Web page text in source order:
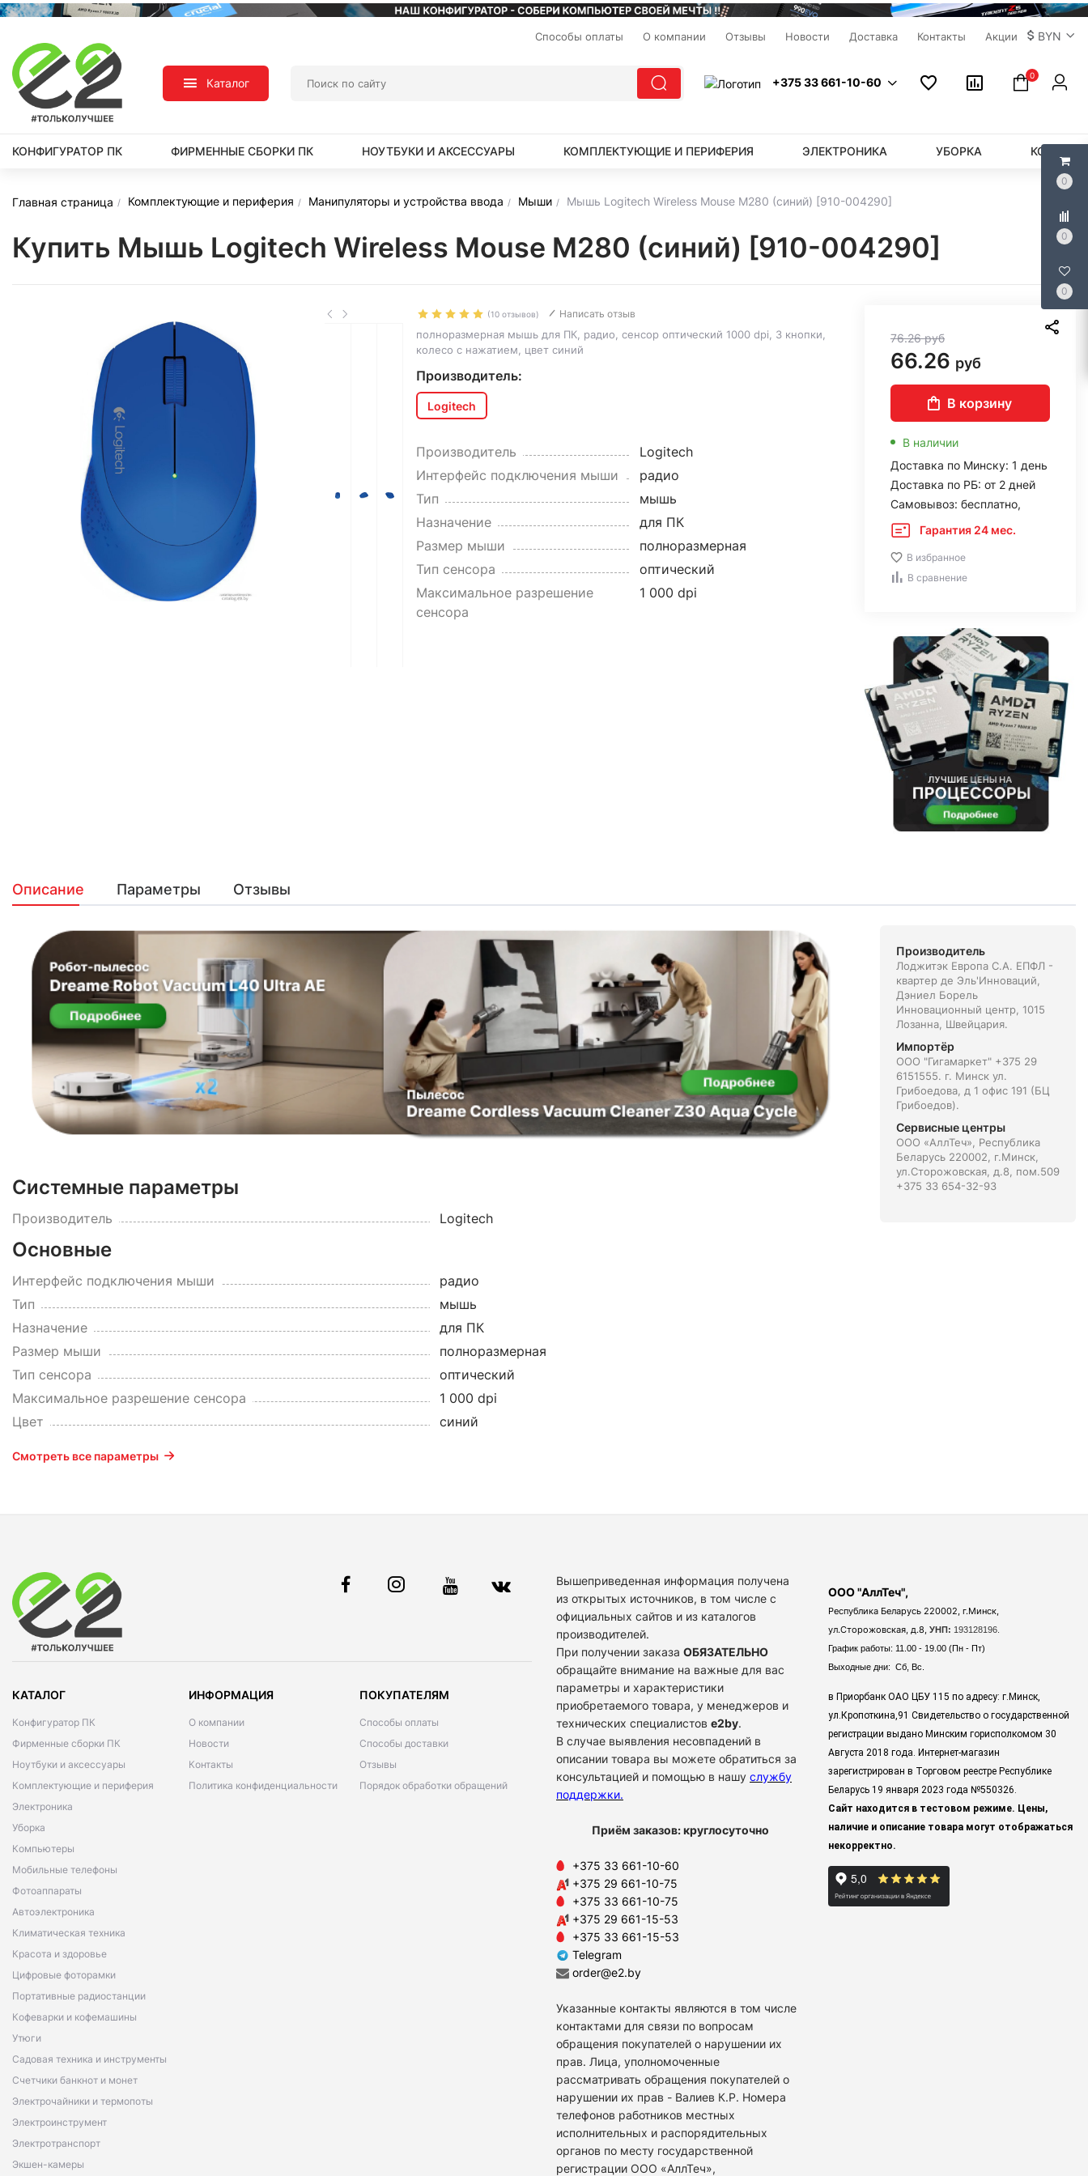
0
0
0
Способы оплаты О компании Отзывы Новости Доставка Контакты Акции BYN
Каталог +375 33 661-10-60
0
КОНФИГУРАТОР ПК ФИРМЕННЫЕ СБОРКИ ПК НОУТБУКИ И АКСЕССУАРЫ КОМПЛЕКТУЮЩИЕ И ПЕРИФЕРИЯ ЭЛЕКТРОНИКА УБОРКА
Главная страница Комплектующие и периферия Манипуляторы и устройства ввода Мыши Мышь Logitech Wireless Mouse M280 (синий) [910-004290]
Купить Мышь Logitech Wireless Mouse M280 (синий) [910-004290]
(10 отзывов) Написать отзыв
полноразмерная мышь для ПК, радио, сенсор оптический 1000 dpi, 3 кнопки,
колесо с нажатием, цвет синий
Производитель:
Logitech
Производитель
Logitech
Интерфейс подключения мыши
радио
Тип
мышь
Назначение
для ПК
Размер мыши
полноразмерная
Тип сенсора
оптический
Максимальное разрешение
сенсора
1 000 dpi
76.26руб
66.26 руб
В корзину
В наличии
Доставка по Минску: 1 день
Доставка по РБ: от 2 дней
Самовывоз: бесплатно,
Гарантия 24 мес.
В избранное
В сравнение
Описание Параметры Отзывы
Системные параметры
Производитель Logitech
Основные
Интерфейс подключения мыши
радио
Тип
мышь
Назначение
для ПК
Размер мыши
полноразмерная
Тип сенсора
оптический
Максимальное разрешение сенсора
1 000 dpi
Цвет
синий
Смотреть все параметры
Производитель
Лоджитэк Европа С.А. ЕПФЛ -
квартер де Эль'Инноваций,
Дэниел Борель
Инновационный центр, 1015
Лозанна, Швейцария.
Импортёр
ООО "Гигамаркет" +375 29
6151555. г. Минск ул.
Грибоедова, д 1 офис 191 (БЦ
Грибоедов).
Сервисные центры
ООО «АллТеч», Республика
Беларусь 220002, г.Минск,
ул.Сторожовская, д.8, пом.509
+375 33 654-32-93
КАТАЛОГ
Конфигуратор ПК
Фирменные сборки ПК
Ноутбуки и аксессуары
Комплектующие и периферия
Электроника
Уборка
Компьютеры
Мобильные телефоны
Фотоаппараты
Автоэлектроника
Климатическая техника
Красота и здоровье
Цифровые фоторамки
Портативные радиостанции
Кофеварки и кофемашины
Утюги
Садовая техника и инструменты
Счетчики банкнот и монет
Электрочайники и термопоты
Электроинструмент
Электротранспорт
Экшен-камеры
ИНФОРМАЦИЯ
О компании
Новости
Контакты
Политика конфиденциальности
ПОКУПАТЕЛЯМ
Способы оплаты
Способы доставки
Отзывы
Порядок обработки обращений
Вышеприведенная информация получена
из открытых источников, в том числе с
официальных сайтов и из каталогов
производителей.
При получении заказа ОБЯЗАТЕЛЬНО
обращайте внимание на важные для вас
параметры и характеристики
приобретаемого товара, у менеджеров и
технических специалистов e2by.
В случае выявления несовпадений в
описании товара вы можете обратиться за
консультацией и помощью в нашу службу
поддержки.
Приём заказов: круглосуточно
+375 33 661-10-60
+375 29 661-10-75
+375 33 661-10-75
+375 29 661-15-53
+375 33 661-15-53
Telegram
order@e2.by
Указанные контакты являются в том числе
контактами для связи по вопросам
обращения покупателей о нарушении их
прав. Лица, уполномоченные
рассматривать обращения покупателей о
нарушении их прав - Валиев К.Р. Номера
телефонов работников местных
исполнительных и распорядительных
органов по месту государственной
регистрации ООО «АллТеч»,
ООО "АллТеч",
Республика Беларусь 220002, г.Минск,
ул.Сторожовская, д.8, УНП: 193128196.
График работы: 11.00 - 19.00 (Пн - Пт)
Выходные дни: Сб, Вс.
в Приорбанк ОАО ЦБУ 115 по адресу: г.Минск,
ул.Кропоткина,91 Свидетельство о государственной
регистрации выдано Минским горисполкомом 30
Августа 2018 года. Интернет-магазин
зарегистрирован в Торговом реестре Республике
Беларусь 19 января 2023 года №550326.
Сайт находится в тестовом режиме. Цены,
наличие и описание товара могут отображаться
некорректно.